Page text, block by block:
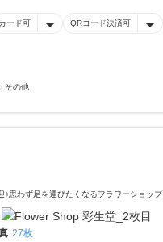
カード可 QRコード決済可
その他
思わず足を運びたくなるフラワーショップ
27枚